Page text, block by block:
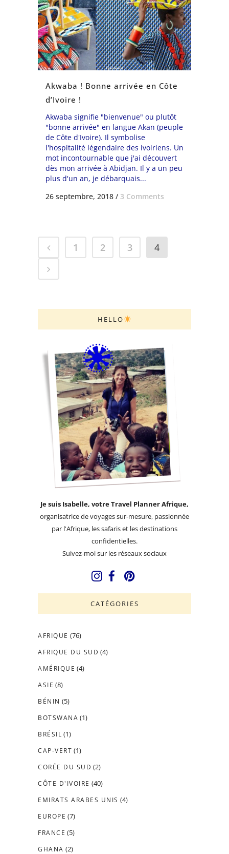
Akwaba ! Bonne arrivée en Côte
d’Ivoire !
Akwaba signifie "bienvenue" ou plutôt
"bonne arrivée" en langue Akan (peuple
de Côte d'Ivoire). Il symbolise
l'hospitalité légendaire des ivoiriens. Un
mot incontournable que j'ai découvert
dès mon arrivée à Abidjan. Il y a un peu
plus d'un an, je débarquais...
26 septembre, 2018 / 3 Comments
1 2 3 4
HELLO
Je suis Isabelle, votre Travel Planner Afrique,
organisatrice de voyages sur-mesure, passionnée
par l'Afrique, les safaris et les destinations
confidentielles.
Suivez-moi sur les réseaux sociaux
CATÉGORIES
AFRIQUE (76)
AFRIQUE DU SUD (4)
AMÉRIQUE (4)
ASIE (8)
BÉNIN (5)
BOTSWANA (1)
BRÉSIL (1)
CAP-VERT (1)
CORÉE DU SUD (2)
CÔTE D'IVOIRE (40)
EMIRATS ARABES UNIS (4)
EUROPE (7)
FRANCE (5)
GHANA (2)